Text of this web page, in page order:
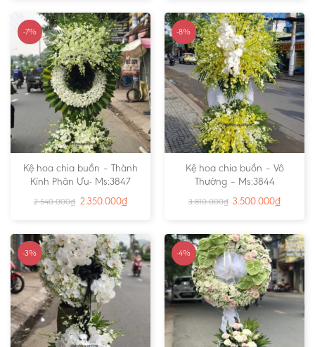
-7%
Kệ hoa chia buồn – Thành
Kính Phân Ưu- Ms:3847
2.540.000₫ 2.350.000₫
-8%
Kệ hoa chia buồn – Vô
Thường – Ms:3844
3.810.000₫ 3.500.000₫
-3% -4%